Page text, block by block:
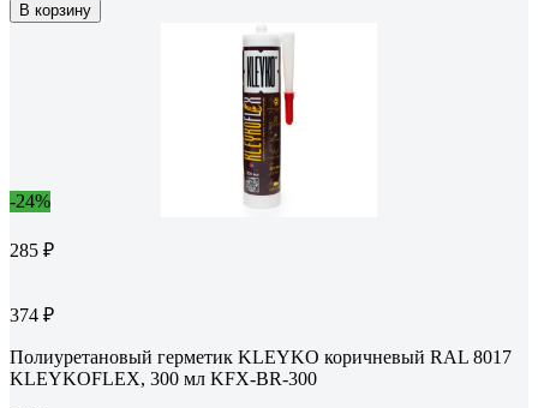
В корзину
-24%
285 ₽
374 ₽
Полиуретановый герметик KLEYKO коричневый RAL 8017
KLEYKOFLEX, 300 мл KFX-BR-300